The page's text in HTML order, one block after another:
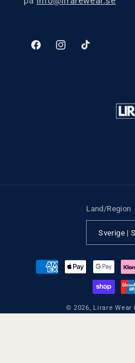
FacebookInstagramTikTok
Land/Region
Betalningsmetoder
© 2026, Lirare Wear